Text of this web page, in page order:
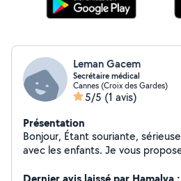
Leman Gacem
Secrétaire médical
Cannes (Croix des Gardes)
5/5 (1 avis)
Présentation
Bonjour, Étant souriante, sérieuse et aimant travailler
avec les enfants. Je vous
semaine et les week-ends.